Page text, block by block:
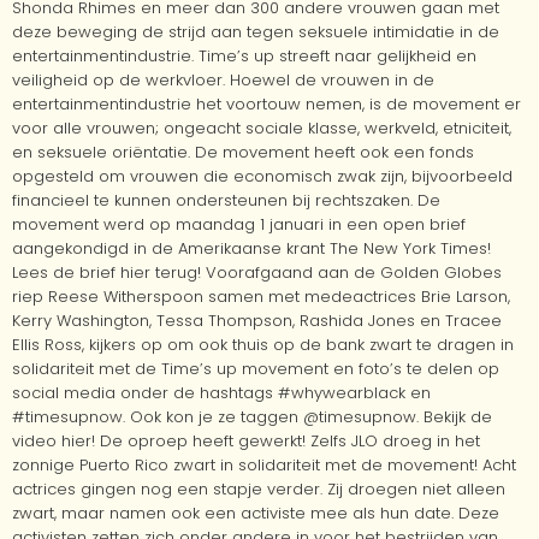
Shonda Rhimes en meer dan 300 andere vrouwen gaan met
deze beweging de strijd aan tegen seksuele intimidatie in de
entertainmentindustrie. Time’s up streeft naar gelijkheid en
veiligheid op de werkvloer. Hoewel de vrouwen in de
entertainmentindustrie het voortouw nemen, is de movement er
voor alle vrouwen; ongeacht sociale klasse, werkveld, etniciteit,
en seksuele oriëntatie. De movement heeft ook een fonds
opgesteld om vrouwen die economisch zwak zijn, bijvoorbeeld
financieel te kunnen ondersteunen bij rechtszaken. De
movement werd op maandag 1 januari in een open brief
aangekondigd in de Amerikaanse krant The New York Times!
Lees de brief hier terug! Voorafgaand aan de Golden Globes
riep Reese Witherspoon samen met medeactrices Brie Larson,
Kerry Washington, Tessa Thompson, Rashida Jones en Tracee
Ellis Ross, kijkers op om ook thuis op de bank zwart te dragen in
solidariteit met de Time’s up movement en foto’s te delen op
social media onder de hashtags #whywearblack en
#timesupnow. Ook kon je ze taggen @timesupnow. Bekijk de
video hier! De oproep heeft gewerkt! Zelfs JLO droeg in het
zonnige Puerto Rico zwart in solidariteit met de movement! Acht
actrices gingen nog een stapje verder. Zij droegen niet alleen
zwart, maar namen ook een activiste mee als hun date. Deze